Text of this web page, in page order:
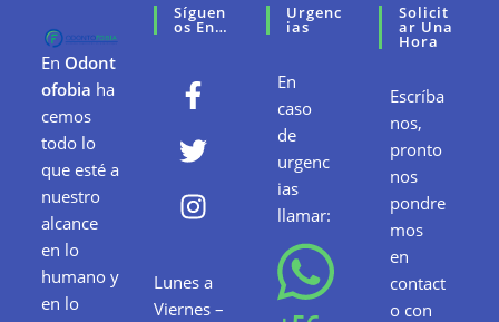
En Odont
ofobia ha
cemos
todo lo
que esté a
nuestro
alcance
en lo
humano y
en lo
Síguen
Os En…
Lunes a
Viernes –
Urgenc
Ias
En
caso
de
urgenc
ias
llamar:
Solicit
Ar Una
Hora
Escríba
nos,
pronto
nos
pondre
mos
en
contact
o con